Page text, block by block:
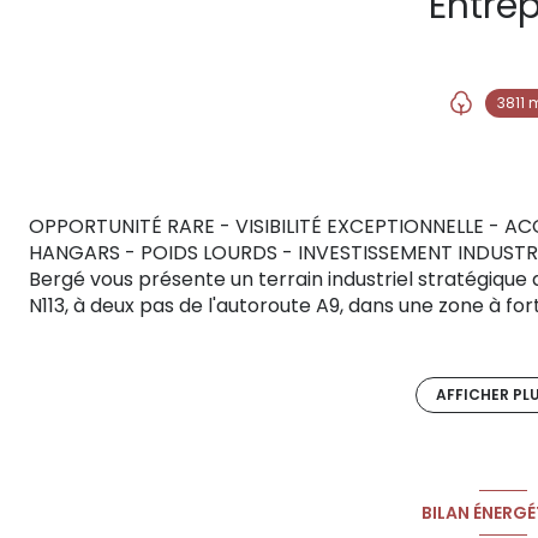
3811
OPPORTUNITÉ RARE - VISIBILITÉ EXCEPTIONNELLE -
HANGARS - POIDS LOURDS - INVESTISSEMENT
Bergé vous présente un terrain industriel stratégique
N113, à deux pas de l'autoroute A9, dans une zone à
idéale pour toute activité nécessitant accès rapide,
commerciale forte. Situé dans un secteur desservi
Nombreuses possibilités d'exploitation : entrepôt,
stockage- Le terrain offre également un potentiel
AFFICHER
BILAN